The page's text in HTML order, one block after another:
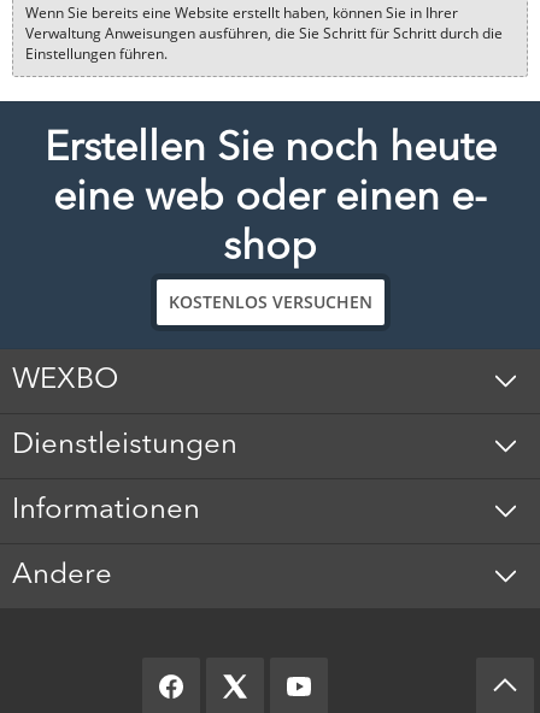
Wenn Sie bereits eine Website erstellt haben, können Sie in Ihrer
Verwaltung Anweisungen ausführen, die Sie Schritt für Schritt durch die
Einstellungen führen.
Erstellen Sie noch heute
eine web oder einen e-
shop
KOSTENLOS VERSUCHEN
WEXBO
Dienstleistungen
Informationen
Andere